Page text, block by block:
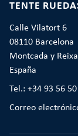
TENTE
Calle Vilatort 6
08110 Barcelona
Montcada y
España
Tel.: +34 93 56
Correo